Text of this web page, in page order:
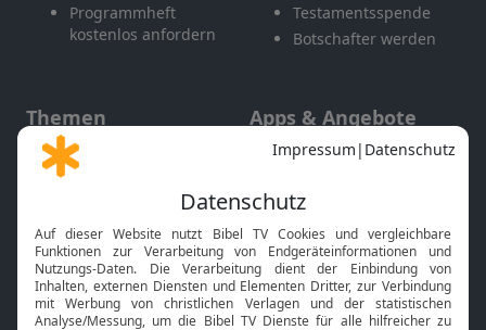
Programmheft
kostenlos anfordern
Testamentsspende
Botschafter werden
Themen
Gott und Bibel erklärt
Neuigkeiten
Apps & Angebote
Mobile App
Smart TV
HbbTV
Bibelthek Online-Bibel
Nächster Gottesdienst